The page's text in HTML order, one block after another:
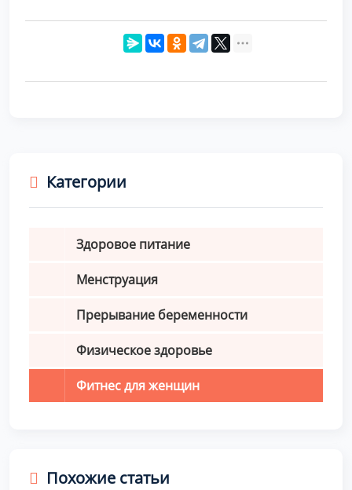
Категории
Здоровое питание
Менструация
Прерывание беременности
Физическое здоровье
Фитнес для женщин
Похожие статьи